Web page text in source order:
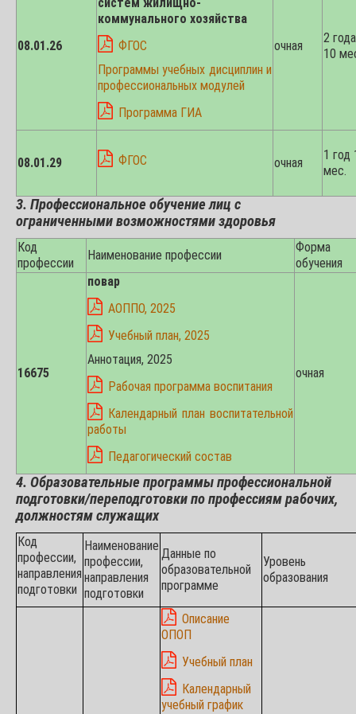
08.01.26
коммунального хозяйства
ФГОС
Программы учебных дисциплин и
профессиональных модулей
Программа ГИА
очная
2 года
10
08.01.29 ФГОС очная
1 год
мес.
3. Профессиональное обучение лиц с
ограниченными возможностями здоровья
Код
профессии
Наименование профессии
Форма
обучения
16675
повар
АОППО, 2025
Учебный план, 2025
Аннотация, 2025
Рабочая программа воспитания
Календарный план воспитательной
работы
Педагогический состав
очная
4. Образовательные программы профессиональной
подготовки/переподготовки по профессиям рабочих,
должностям служащих
Код
профессии,
направления
подготовки
Наименование
профессии,
направления
подготовки
Данные по
образовательной
программе
Уровень
образования
Описание
ОПОП
Учебный план
Календарный
учебный график